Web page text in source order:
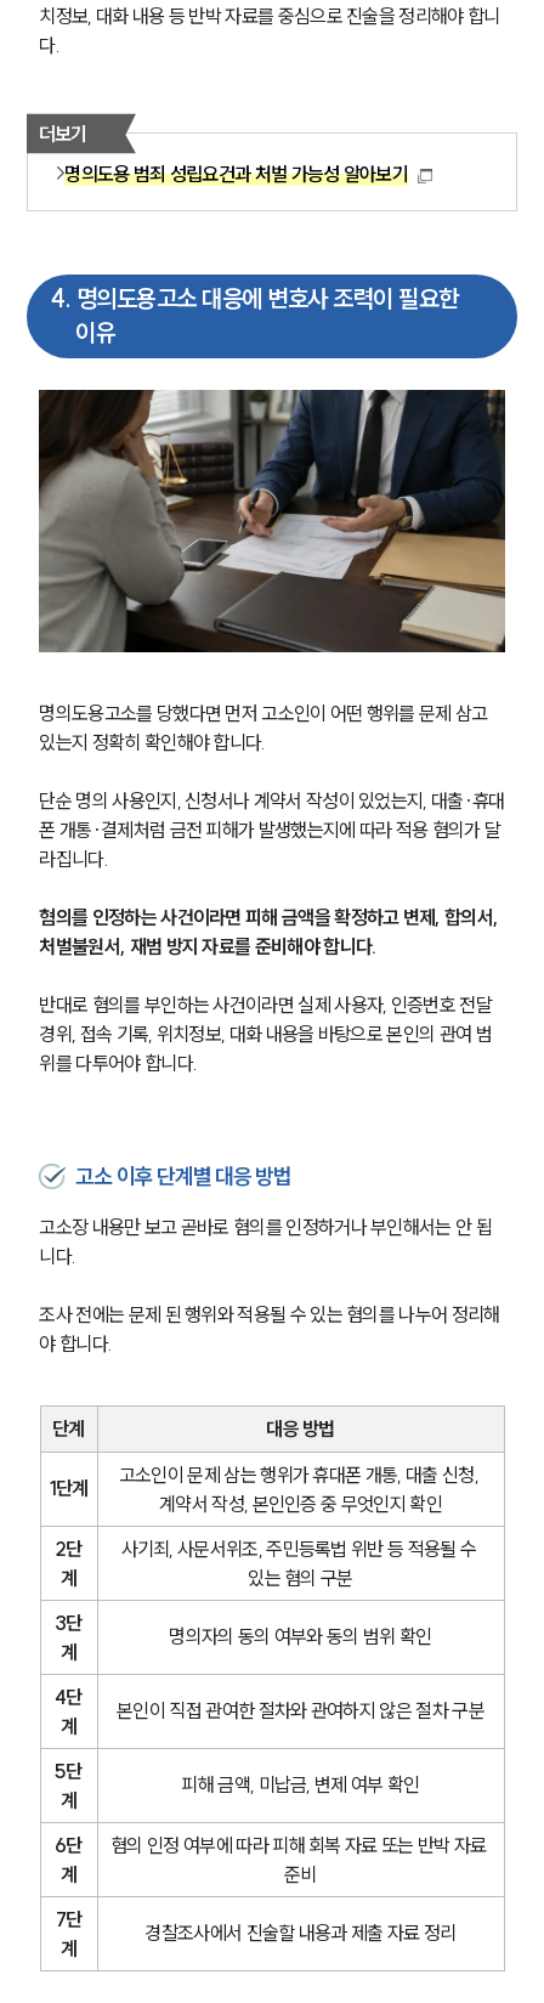
치정보, 대화 내용 등 반박 자료를 중심으로 진술을 정리해야 합니
다.
더보기
명의도용 범죄 성립요건과 처벌 가능성 알아보기
4. 명의도용고소 대응에 변호사 조력이 필요한
이유
명의도용고소를 당했다면 먼저 고소인이 어떤 행위를 문제 삼고
있는지 정확히 확인해야 합니다.
단순 명의 사용인지, 신청서나 계약서 작성이 있었는지, 대출·휴대
폰 개통·결제처럼 금전 피해가 발생했는지에 따라 적용 혐의가 달
라집니다.
혐의를 인정하는 사건이라면 피해 금액을 확정하고 변제, 합의서,
처벌불원서, 재범 방지 자료를 준비해야 합니다.
반대로 혐의를 부인하는 사건이라면 실제 사용자, 인증번호 전달
경위, 접속 기록, 위치정보, 대화 내용을 바탕으로 본인의 관여 범
위를 다투어야 합니다.
고소 이후 단계별 대응 방법
고소장 내용만 보고 곧바로 혐의를 인정하거나 부인해서는 안 됩
니다.
조사 전에는 문제 된 행위와 적용될 수 있는 혐의를 나누어 정리해
야 합니다.
단계 대응 방법
1단계
고소인이 문제 삼는 행위가 휴대폰 개통, 대출 신청,
계약서 작성, 본인인증 중 무엇인지 확인
2단
계
사기죄, 사문서위조, 주민등록법 위반 등 적용될 수
있는 혐의 구분
3단
계
명의자의 동의 여부와 동의 범위 확인
4단
계
본인이 직접 관여한 절차와 관여하지 않은 절차 구분
5단
계
피해 금액, 미납금, 변제 여부 확인
6단
계
혐의 인정 여부에 따라 피해 회복 자료 또는 반박 자료
준비
7단
계
경찰조사에서 진술할 내용과 제출 자료 정리